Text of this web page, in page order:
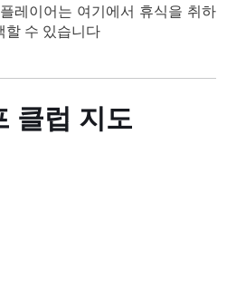
레이어는 여기에서 휴식을 취하
할 수 있습니다
클럽 지도